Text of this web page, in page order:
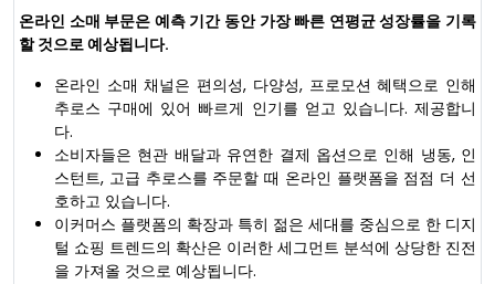
온라인 소매 부문은 예측 기간 동안 가장 빠른 연평균 성장률을 기록
할 것으로 예상됩니다.
온라인 소매 채널은 편의성, 다양성, 프로모션 혜택으로 인해
추로스 구매에 있어 빠르게 인기를 얻고 있습니다. 제공합니
다.
소비자들은 현관 배달과 유연한 결제 옵션으로 인해 냉동, 인
스턴트, 고급 추로스를 주문할 때 온라인 플랫폼을 점점 더 선
호하고 있습니다.
이커머스 플랫폼의 확장과 특히 젊은 세대를 중심으로 한 디지
털 쇼핑 트렌드의 확산은 이러한 세그먼트 분석에 상당한 진전
을 가져올 것으로 예상됩니다.